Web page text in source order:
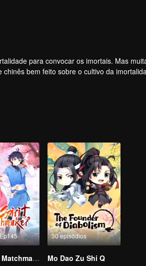
para convocar os imortais. Mas
bem feito sobre o cultivo da
Fox Spirit Matchmaker
30 episódios
Mo Dao Zu Shi Q